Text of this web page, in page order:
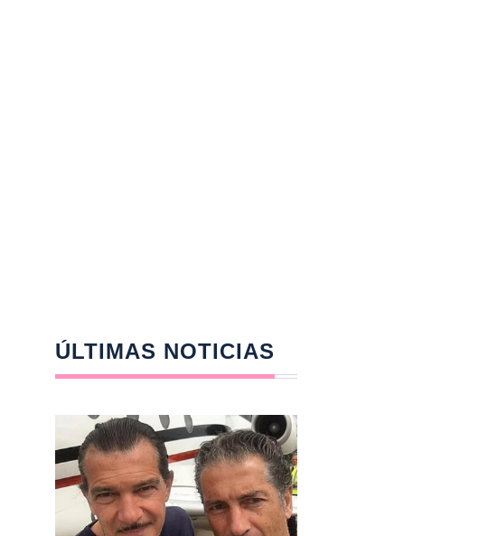
ÚLTIMAS NOTICIAS